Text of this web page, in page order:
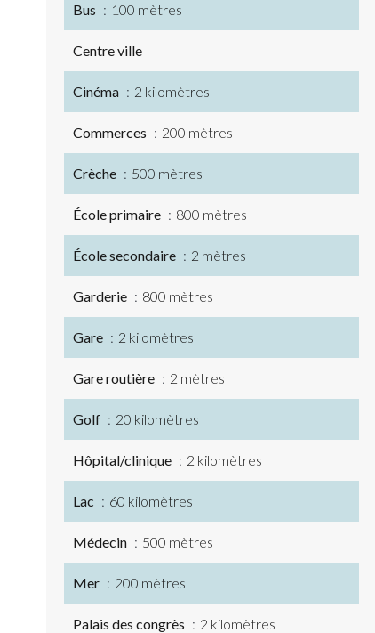
Bus 100 mètres
Centre ville
Cinéma 2 kilomètres
Commerces 200 mètres
Crèche 500 mètres
École primaire 800 mètres
École secondaire 2 mètres
Garderie 800 mètres
Gare 2 kilomètres
Gare routière 2 mètres
Golf 20 kilomètres
Hôpital/clinique 2 kilomètres
Lac 60 kilomètres
Médecin 500 mètres
Mer 200 mètres
Palais des congrès 2 kilomètres